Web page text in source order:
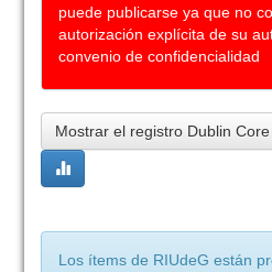
puede publicarse ya que no
autorización explícita de su
convenio de confidencialidad
Mostrar el registro Dublin
Los ítems de RIUdeG están